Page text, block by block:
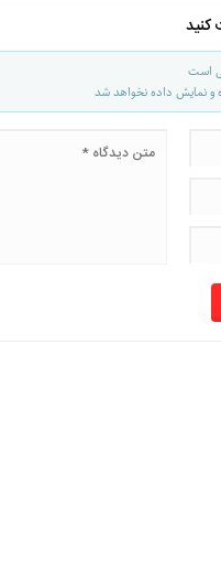
کنید
است
نمایش داده نخواهد شد